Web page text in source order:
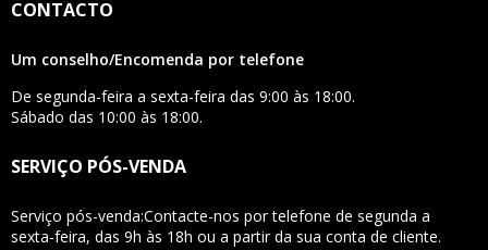
CONTACTO
Um conselho/Encomenda por telefone
De segunda-feira a sexta-feira das 9:00 às 18:00.
Sábado das 10:00 às 18:00.
SERVIÇO PÓS-VENDA
Serviço pós-venda:Contacte-nos por telefone de segunda a
sexta-feira, das 9h às 18h ou a partir da sua conta de cliente.